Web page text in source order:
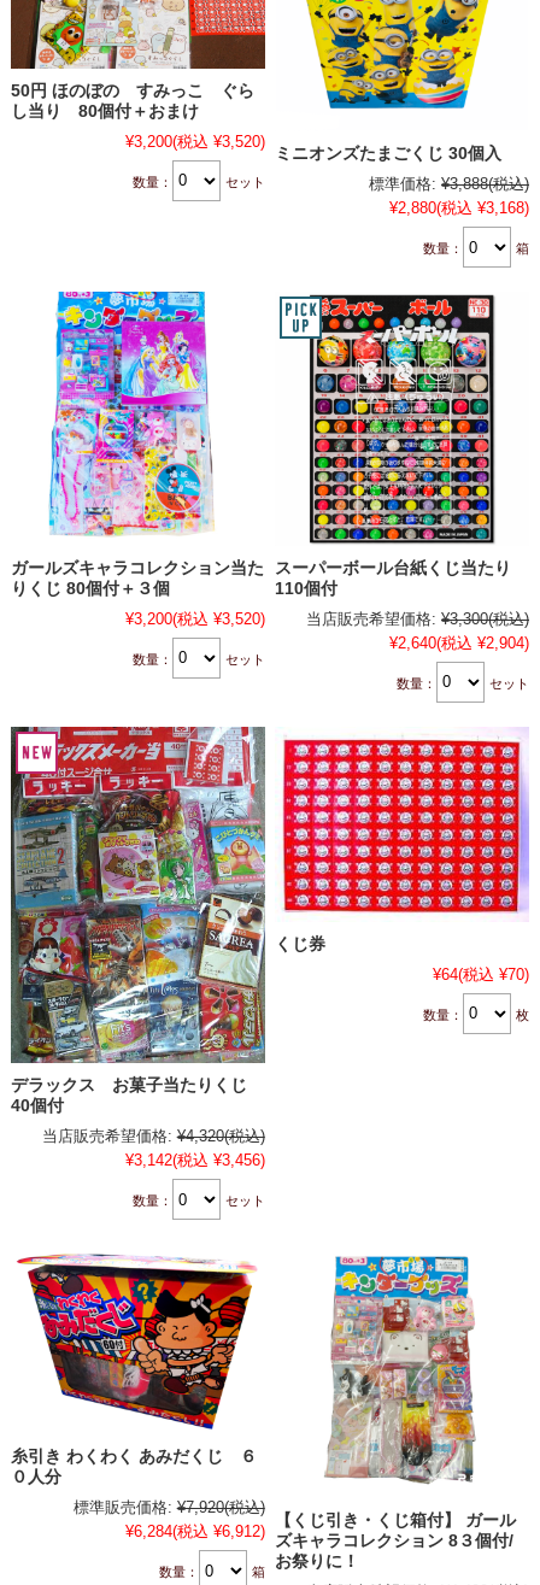
50円 ほのぼの すみっこ ぐら
し当り 80個付＋おまけ
¥3,200(税込 ¥3,520)
数量： セット
ミニオンズたまごくじ 30個入
標準価格: ¥3,888(税込)
¥2,880(税込 ¥3,168)
数量： 箱
ガールズキャラコレクション当た
りくじ 80個付＋３個
¥3,200(税込 ¥3,520)
数量： セット
スーパーボール台紙くじ当たり
110個付
当店販売希望価格: ¥3,300(税込)
¥2,640(税込 ¥2,904)
数量： セット
デラックス お菓子当たりくじ
40個付
当店販売希望価格: ¥4,320(税込)
¥3,142(税込 ¥3,456)
数量： セット
くじ券
¥64(税込 ¥70)
数量： 枚
糸引き わくわく あみだくじ ６
０人分
標準販売価格: ¥7,920(税込)
¥6,284(税込 ¥6,912)
数量： 箱
【くじ引き・くじ箱付】 ガール
ズキャラコレクション 8３個付/
お祭りに！